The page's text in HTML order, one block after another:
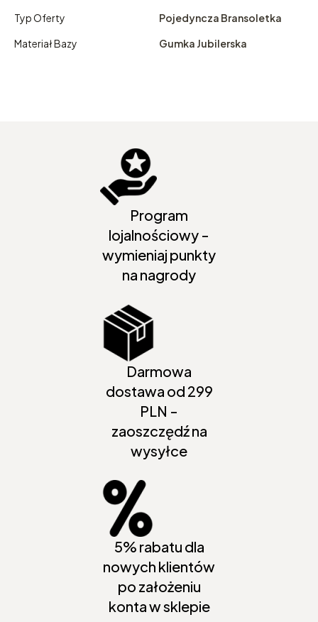
Typ Oferty
Pojedyncza Bransoletka
Materiał Bazy
Gumka Jubilerska
Program
lojalnościowy -
wymieniaj punkty
na nagrody
Darmowa
dostawa od 299
PLN -
zaoszczędź na
wysyłce
5% rabatu dla
nowych klientów
po założeniu
konta w sklepie